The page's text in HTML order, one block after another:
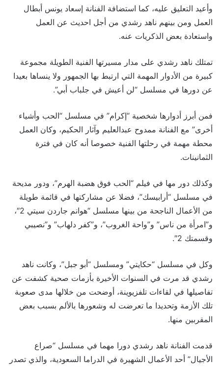
وأعيد التعليق عليه، كما استضافة الفنانة إسعاد يونس أبطال
العمل ومن بينهم ناهد رشدي من أجل احديث عن العمل
واستعادة بعض الذكريات عنه.
تمتلك ناهد رشدي على مدار مسيرتها الفنية الطويلة مجموعة
كبيرة من الأدوار المهمة التي ارتبط بها الجمهور ولا ينساها بعيدا
عن دورها في مسلسل “لن أعيش في جلباب أبي”.
فمن أبرز أدوارها شخصية “إكرام” في مسلسل “الحب وأشياء
أخرى” مع الفنانة ممدوح عبدالعليم وآثار الحكيم، وكان العمل
محطة مهمة في رحلتها الفنية خصوصا أنه كان في فترة
الثمانينات.
وكذلك دور مها في فيلم “الحب فوق هضبة الهرم”، ودور مديحة
في مسلسل “أرابيسك”، فضلا عن مشاركتها في قائمة طويلة
من الأعمال الناجحة من بينها مسلسل “هوانم جاردن سيتي 2″،
و”امرأة من ناس” و”واحة الغروب”، و”كفر دلهاب” و”نصيبي
وقسمتك 2″.
وكل في مسلسل “حكايتي” ومسلسل “أبو جبل”، وكانت ناهد
رشدي قد مرت في السنوات الأخيرة بأزمات صحية كشفت عن
تفاصيلها في لقاءات تلفزيوينة، أوضحت من خلالها مدى صعوبة
تلك الأزمة وتحديدا ما تعرضت له وشعورها بالألم بسبب بعض
المقربين منها.
قدمت الفنانة ناهد رشدي دورا مهما في مسلسل “صراع
الأجيال” أحد الأعمال الشهيرة في الدراما السعودية، والذي تصدر